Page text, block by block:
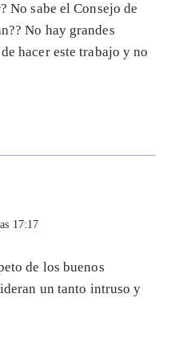
No sabe el Consejo de
No hay grandes
hacer este trabajo y no
17:17
de los buenos
un tanto intruso y